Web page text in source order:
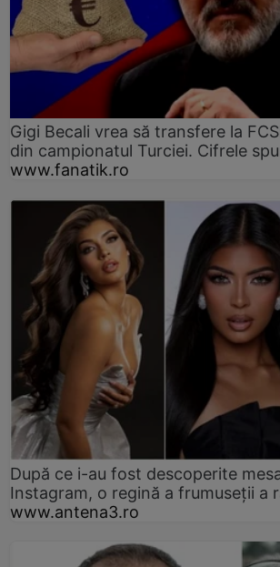
Gigi Becali vrea să transfere la
din campionatul Turciei. Cifrele
www.fanatik.ro
După ce i-au fost descoperite
Instagram, o regină a frumuseții a
www.antena3.ro